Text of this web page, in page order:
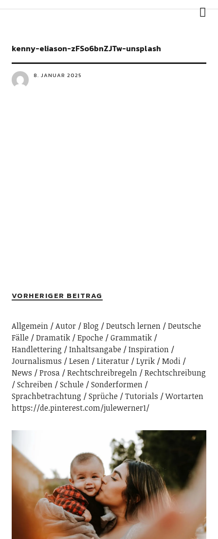
kenny-eliason-zFSo6bnZJTw-unsplash
8. JANUAR 2025
VORHERIGER BEITRAG
Allgemein Autor Blog Deutsch lernen
Deutsche
Fälle
Dramatik Epoche
Grammatik
Handlettering
Inhaltsangabe
Inspiration
Journalismus
Lesen Literatur Lyrik
Modi
News
Prosa Rechtschreibregeln
Rechtschreibung
Schreiben
Schule
Sonderformen
Sprachbetrachtung
Sprüche Tutorials
Wortarten
https://de.pinterest.com/julewerner1/